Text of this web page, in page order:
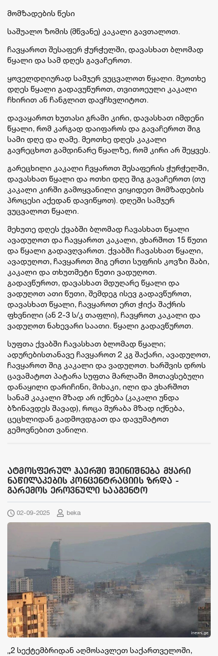
მომზადების წესი
საშუალო ზომის (მწვანე) კაკალი გავთალოთ.
ჩავყაროთ შესაფერ ჭურჭელში, დავასხათ ბლომად
წყალი და სამ დღეს გავაჩეროთ.
ყოველდღიურად სამჯერ ვუცვალოთ წყალი. მეოთხე
დღეს წყალი გადავუწუროთ, თვითოეული კაკალი
ჩხირით ან ჩანგლით დავჩხვლიტოთ.
დავაყაროთ ხუთასი გრამი კირი, დავასხათ იმდენი
წყალი, რომ კარგად დაიფაროს და გავაჩეროთ შიგ
სამი დღე და ღამე. მეოთხე დღეს კაკალი
გავრეცხოთ გამდინარე წყალზე, რომ კირი არ შეყვეს.
გარეცხილი კაკალი ჩვყაროთ შესაფერის ჭურჭელში,
დავასხათ წყალი და ოთხი დღე შიგ გავაჩეროთ (თუ
კაკალი კირში გამოყვანილი ვიყიდეთ მომზადების
პროცესი აქედან დავიწყოთ). დღეში სამჯერ
ვუცვალოთ წყალი.
მეხუთე დღეს ქვაბში ბლომად ჩავასხათ წყალი
ავადუღოთ და ჩავყაროთ კაკალი, ვხარშოთ 15 წუთი
და წყალი გადავღვაროთ. ქვაბში ჩავასხათ წყალი,
ავადუღოთ, ჩავყაროთ შიგ ერთი სუფრის კოვზი შაბი,
კაკალი და თხუთმეტი წუთი ვადუღოთ.
გადავწუროთ, დავასხათ მდუღარე წყალი და
ვადუღოთ ათი წუთი, შემდეგ ისევ გადავწუროთ,
დავასხათ წყალი, ჩავყაროთ ერთ ჭიქა შაქრის
ფხვნილი (ან 2-3 ს/კ თაფლი), ჩავყროთ კაკალი და
ვადუღოთ ნახევარი საათი. წყალი გადავწუროთ.
სუფთა ქვაბში ჩავასხათ ბლომად წყალი;
ადურებისთანავე ჩავყაროთ 2 კგ შაქარი, ავადუღოთ,
ჩავყაროთ შიგ კაკალი და ვადუღოთ. ხარშვის დროს
ცავამატოთ პატარა სუფთა მარლაში მოთავსებული
დანაყილი დარიჩინი, მიხაკი, ილი და ვხარშოთ
სანამ კაკალი მზად არ იქნება (კაკალი უნდა
ბზინავდეს შავად), როცა მურაბა მზად იქნება,
ცეცხლიდან გადმოვდგათ და დავუმატოთ
გემოვნებით ვანილი.
ატმოსფერულ ჰაერში შეინიშნება მყარი
ნაწილაკების კონცენტრაციის ზრდა -
გარემოს ეროვნული სააგენტო
02-09-2025 beka
„2 სექტემბრიდან აღმოსავლეთ საქართველოში,